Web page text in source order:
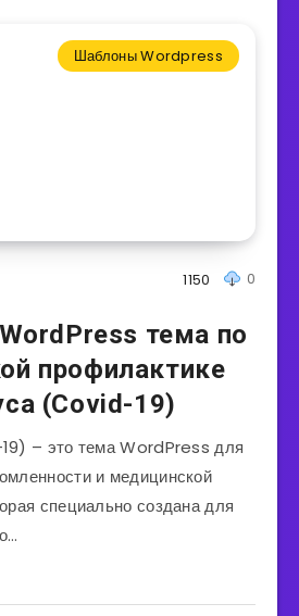
Шаблоны Wordpress
0
1150
тема по
профилактике
(Covid-19)
– это тема WordPress для
и медицинской
специально создана для